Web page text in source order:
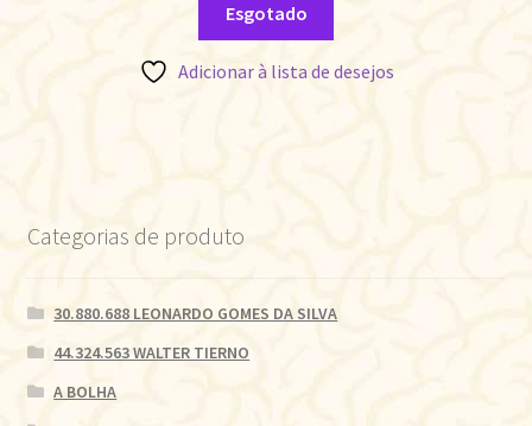
Esgotado
Adicionar à lista de desejos
Categorias de produto
30.880.688 LEONARDO GOMES DA SILVA
44.324.563 WALTER TIERNO
A BOLHA